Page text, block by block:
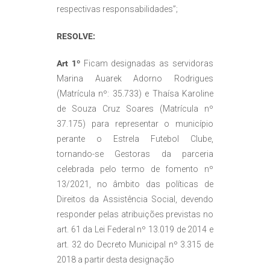
respectivas responsabilidades”;
RESOLVE:
Art 1ºFicam designadas as servidoras
Marina Auarek Adorno Rodrigues
(Matrícula nº: 35.733) e Thaísa Karoline
de Souza Cruz Soares (Matrícula nº
37.175) para representar o município
perante o Estrela Futebol Clube,
tornando-se Gestoras da parceria
celebrada pelo termo de fomento nº
13/2021, no âmbito das políticas de
Direitos da Assistência Social, devendo
responder pelas atribuições previstas no
art. 61 da Lei Federal nº 13.019 de 2014 e
art. 32 do Decreto Municipal nº 3.315 de
2018 a partir desta designação